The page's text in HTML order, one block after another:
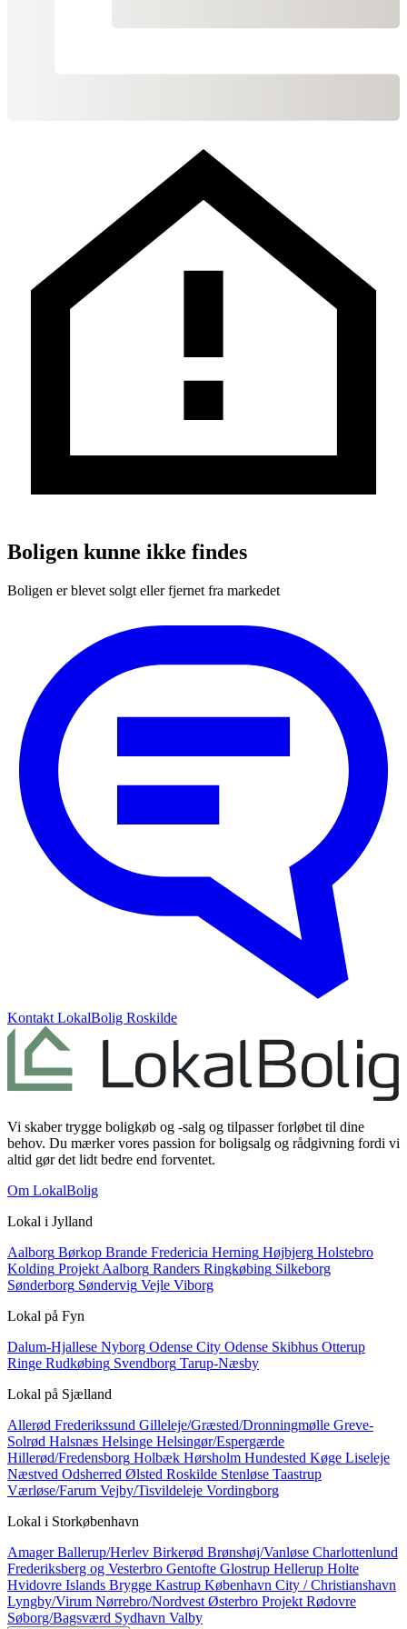
Boligen kunne ikke findes
Boligen er blevet solgt eller fjernet fra markedet
Kontakt LokalBolig Roskilde
Vi skaber trygge boligkøb og -salg og tilpasser forløbet til dine
behov. Du mærker vores passion for boligsalg og rådgivning fordi vi
altid gør det lidt bedre end forventet.
Om LokalBolig
Lokal i Jylland
Aalborg Børkop Brande Fredericia Herning Højbjerg Holstebro
Kolding Projekt Aalborg Randers Ringkøbing Silkeborg
Sønderborg Søndervig Vejle Viborg
Lokal på Fyn
Dalum-Hjallese Nyborg Odense City Odense Skibhus Otterup
Ringe Rudkøbing Svendborg Tarup-Næsby
Lokal på Sjælland
Allerød Frederikssund Gilleleje/Græsted/Dronningmølle Greve-
Solrød Halsnæs Helsinge Helsingør/Espergærde
Hillerød/Fredensborg Holbæk Hørsholm Hundested Køge Liseleje
Næstved Odsherred Ølsted Roskilde Stenløse Taastrup
Værløse/Farum Vejby/Tisvildeleje Vordingborg
Lokal i Storkøbenhavn
AmagerBallerup/Herlev Birkerød Brønshøj/Vanløse Charlottenlund
Frederiksberg og Vesterbro Gentofte Glostrup Hellerup Holte
Hvidovre Islands Brygge Kastrup København City / Christianshavn
Lyngby/Virum Nørrebro/Nordvest Østerbro Projekt Rødovre
Søborg/Bagsværd Sydhavn Valby